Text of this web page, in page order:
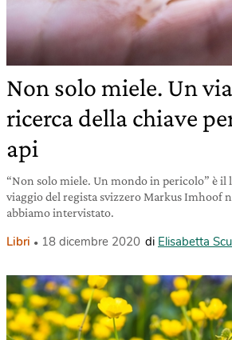
Non solo miele. Un
ricerca della chiave
api
“Non solo miele. Un mondo in pericolo” è il
viaggio del regista svizzero Markus Imhoof
abbiamo intervistato.
Libri 18 dicembre 2020 di Elisabetta